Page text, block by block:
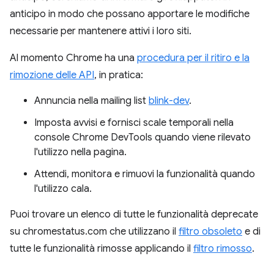
anticipo in modo che possano apportare le modifiche
necessarie per mantenere attivi i loro siti.
Al momento Chrome ha una procedura per il ritiro e la
rimozione delle API, in pratica:
Annuncia nella mailing list blink-dev.
Imposta avvisi e fornisci scale temporali nella
console Chrome DevTools quando viene rilevato
l'utilizzo nella pagina.
Attendi, monitora e rimuovi la funzionalità quando
l'utilizzo cala.
Puoi trovare un elenco di tutte le funzionalità deprecate
su chromestatus.com che utilizzano il filtro obsoleto e di
tutte le funzionalità rimosse applicando il filtro rimosso.